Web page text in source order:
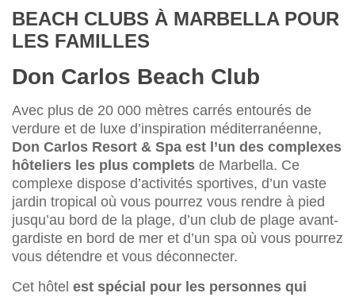
BEACH CLUBS À MARBELLA POUR
LES FAMILLES
Don Carlos Beach Club
Avec plus de 20 000 mètres carrés entourés de
verdure et de luxe d’inspiration méditerranéenne,
Don Carlos Resort & Spa est l’un des complexes
hôteliers les plus complets de Marbella. Ce
complexe dispose d’activités sportives, d’un vaste
jardin tropical où vous pourrez vous rendre à pied
jusqu’au bord de la plage, d’un club de plage avant-
gardiste en bord de mer et d’un spa où vous pourrez
vous détendre et vous déconnecter.
Cet hôtel est spécial pour les personnes qui